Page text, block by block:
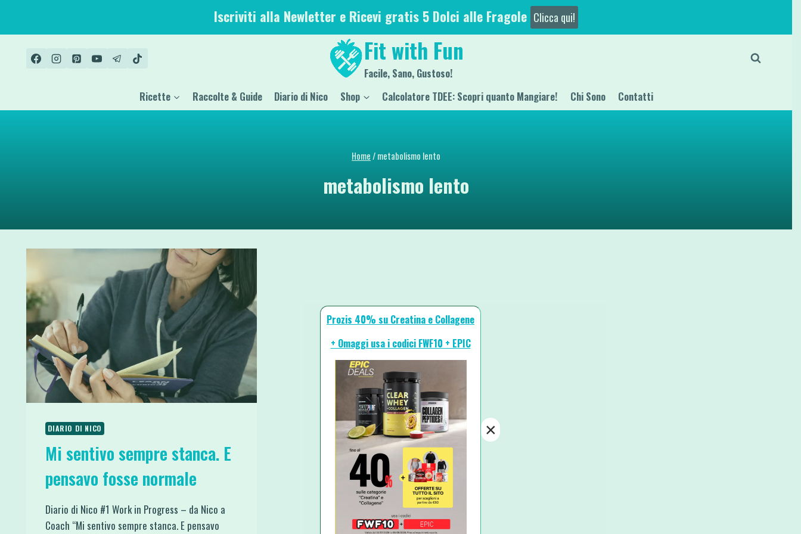
contenuto
Iscriviti alla Newletter e Ricevi gratis 5 Dolci alle Fragole Clicca qui!
Fit with Fun
Facile, Sano, Gustoso!
Ricette Raccolte & Guide Diario di Nico Shop Calcolatore TDEE: Scopri quanto Mangiare! Chi Sono Contatti
Home/metabolismo lento
metabolismo lento
DIARIO DI NICO
Mi sentivo sempre stanca. E
pensavo fosse normale
Diario di Nico #1 Work in Progress – da Nico a
Coach “Mi sentivo sempre stanca. E pensavo
Prozis 40% su Creatina e Collagene
+ Omaggi usa i codici FWF10 + EPIC
×